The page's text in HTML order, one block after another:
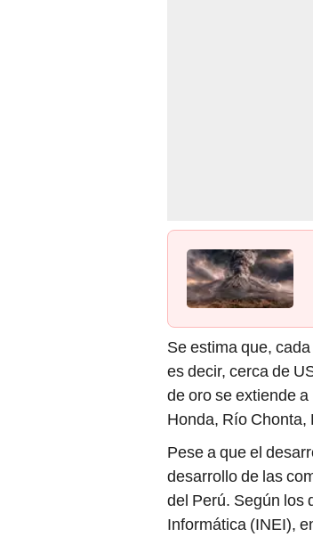
Se estima que,
es decir, cerca de
de oro se extiende
Honda, Río Chonta,
Pese a que el
desarrollo de las
del Perú. Según los
Informática (INEI),